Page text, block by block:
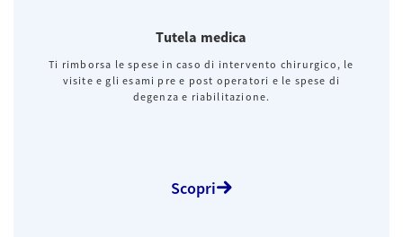
Tutela medica
Ti rimborsa le spese in caso di intervento chirurgico, le
visite e gli esami pre e post operatori e le spese di
degenza e riabilitazione.
Scopri